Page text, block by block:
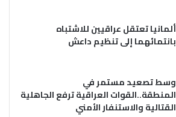
ألمانيا تعتقل عراقيين للاشتباه
بانتمائهما إلى تنظيم داعش
وسط تصعيد مستمر في
المنطقة..القوات العراقية ترفع الجاهلية
القتالية والاستنفار الأمني